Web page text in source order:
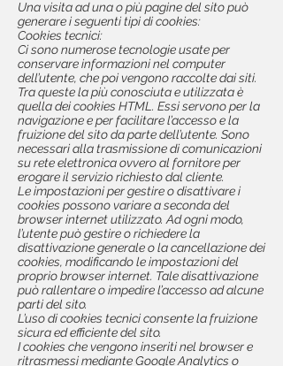
Una visita ad una o più pagine del sito può
generare i seguenti tipi di cookies:
Cookies tecnici:
Ci sono numerose tecnologie usate per
conservare informazioni nel computer
dell’utente, che poi vengono raccolte dai siti.
Tra queste la più conosciuta e utilizzata è
quella dei cookies HTML. Essi servono per la
navigazione e per facilitare l’accesso e la
fruizione del sito da parte dell’utente. Sono
necessari alla trasmissione di comunicazioni
su rete elettronica ovvero al fornitore per
erogare il servizio richiesto dal cliente.
Le impostazioni per gestire o disattivare i
cookies possono variare a seconda del
browser internet utilizzato. Ad ogni modo,
l’utente può gestire o richiedere la
disattivazione generale o la cancellazione dei
cookies, modificando le impostazioni del
proprio browser internet. Tale disattivazione
può rallentare o impedire l’accesso ad alcune
parti del sito.
L’uso di cookies tecnici consente la fruizione
sicura ed efficiente del sito.
I cookies che vengono inseriti nel browser e
ritrasmessi mediante Google Analytics o